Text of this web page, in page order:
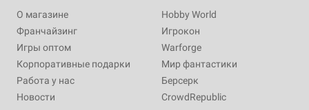
О магазине
Франчайзинг
Игры оптом
Корпоративные подарки
Работа у нас
Новости
Hobby World
Игрокон
Warforge
Мир фантастики
Берсерк
CrowdRepublic